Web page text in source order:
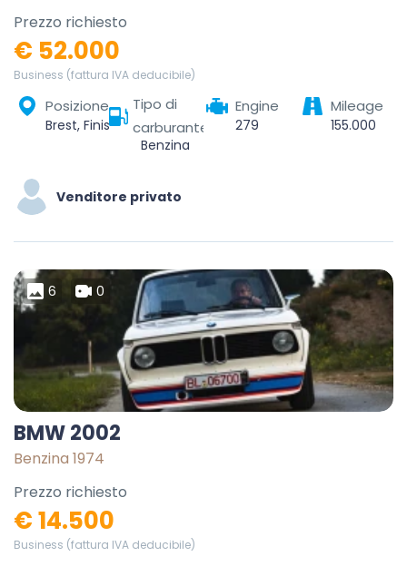
Prezzo richiesto
€ 52.000
Business (fattura IVA deducibile)
Posizione
Brest, Finistère, Brittany, Metropolitan France, 29200, France
Tipo di
carburante
Benzina
Engine
279
Mileage
155.000
Venditore privato
6 0
BMW 2002
Benzina 1974
Prezzo richiesto
€ 14.500
Business (fattura IVA deducibile)